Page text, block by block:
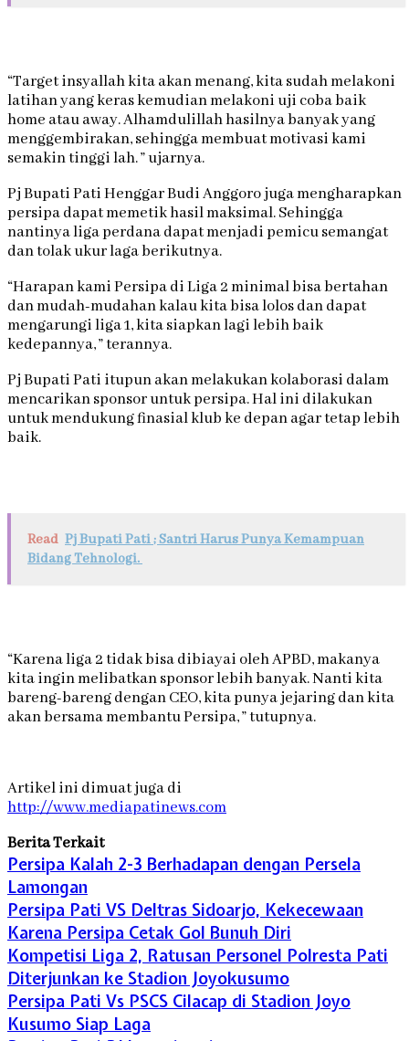
“Target insyallah kita akan menang, kita sudah melakoni
latihan yang keras kemudian melakoni uji coba baik
home atau away. Alhamdulillah hasilnya banyak yang
menggembirakan, sehingga membuat motivasi kami
semakin tinggi lah. ” ujarnya.
Pj Bupati Pati Henggar Budi Anggoro juga mengharapkan
persipa dapat memetik hasil maksimal. Sehingga
nantinya liga perdana dapat menjadi pemicu semangat
dan tolak ukur laga berikutnya.
“Harapan kami Persipa di Liga 2 minimal bisa bertahan
dan mudah-mudahan kalau kita bisa lolos dan dapat
mengarungi liga 1, kita siapkan lagi lebih baik
kedepannya, ” terannya.
Pj Bupati Pati itupun akan melakukan kolaborasi dalam
mencarikan sponsor untuk persipa. Hal ini dilakukan
untuk mendukung finasial klub ke depan agar tetap lebih
baik.
Read Pj Bupati Pati ; Santri Harus Punya Kemampuan
Bidang Tehnologi.
“Karena liga 2 tidak bisa dibiayai oleh APBD, makanya
kita ingin melibatkan sponsor lebih banyak. Nanti kita
bareng-bareng dengan CEO, kita punya jejaring dan kita
akan bersama membantu Persipa, ” tutupnya.
Artikel ini dimuat juga di
http://www.mediapatinews.com
Berita Terkait
Persipa Kalah 2-3 Berhadapan dengan Persela
Lamongan
Persipa Pati VS Deltras Sidoarjo, Kekecewaan
Karena Persipa Cetak Gol Bunuh Diri
Kompetisi Liga 2, Ratusan Personel Polresta Pati
Diterjunkan ke Stadion Joyokusumo
Persipa Pati Vs PSCS Cilacap di Stadion Joyo
Kusumo Siap Laga